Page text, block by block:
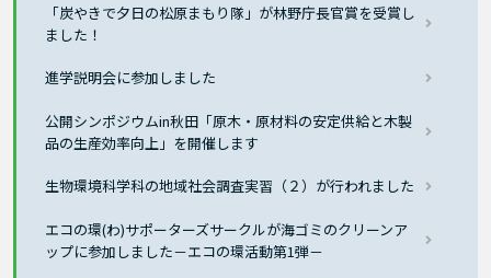
「炭やきで夕日の松原まもり隊」が林野庁長官賞を受賞し
ました！
進学説明会に参加しました
公開シンポジウムin秋田「原木・原材料の安定供給と木製
品の生産効率向上」を開催します
生物環境科学科の地域社会調査実習（２）が行われました
エコの環(わ)サポーターズサークルが海ゴミのクリーンア
ップに参加しました－エコの環活動第1弾－